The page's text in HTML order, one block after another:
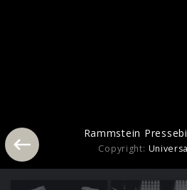
Rammstein Pressebilder
Rammstein
Copyright: